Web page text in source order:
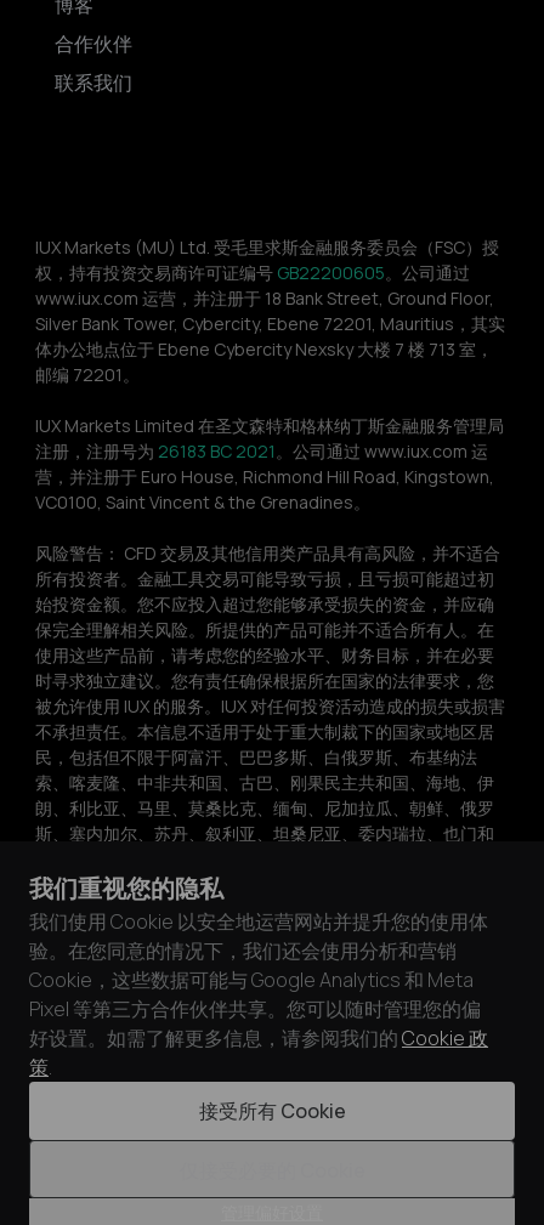
合作伙伴
联系我们
IUX Markets (MU) Ltd. 受毛里求斯金融服务委员会（FSC）授
权，持有投资交易商许可证编号 GB22200605。公司通过
www.iux.com 运营，并注册于 18 Bank Street, Ground Floor,
Silver Bank Tower, Cybercity, Ebene 72201, Mauritius，其实
体办公地点位于 Ebene Cybercity Nexsky 大楼 7 楼 713 室，
邮编 72201。
IUX Markets Limited 在圣文森特和格林纳丁斯金融服务管理局
注册，注册号为 26183 BC 2021。公司通过 www.iux.com 运
营，并注册于 Euro House, Richmond Hill Road, Kingstown,
VC0100, Saint Vincent & the Grenadines。
风险警告： CFD 交易及其他信用类产品具有高风险，并不适合
所有投资者。金融工具交易可能导致亏损，且亏损可能超过初
始投资金额。您不应投入超过您能够承受损失的资金，并应确
保完全理解相关风险。所提供的产品可能并不适合所有人。在
使用这些产品前，请考虑您的经验水平、财务目标，并在必要
时寻求独立建议。您有责任确保根据所在国家的法律要求，您
被允许使用 IUX 的服务。IUX 对任何投资活动造成的损失或损害
不承担责任。本信息不适用于处于重大制裁下的国家或地区居
民，包括但不限于阿富汗、巴巴多斯、白俄罗斯、布基纳法
索、喀麦隆、中非共和国、古巴、刚果民主共和国、海地、伊
朗、利比亚、马里、莫桑比克、缅甸、尼加拉瓜、朝鲜、俄罗
斯、塞内加尔、苏丹、叙利亚、坦桑尼亚、委内瑞拉、也门和
IUX 及其子公司网站上提供的所有交易相关信息、产品和服务，
均不旨在招揽澳大利亚、欧盟和欧洲经济区、日本、马来西
亚、乌克兰、英国或美国的居民。本网站上的信息不构成投资
建议、推荐或参与任何投资活动的招揽。未经 IUX 明确书面许
可，不得复制本网站上的任何信息。
IUX 通过遵循 PCI DSS 标准确保客户的安全和隐私。通过与符
合 PCI DSS 审核要求的卡处理机构合作，我们优先保障客户资
我们重视您的隐私
我们使用 Cookie 以安全地运营网站并提升您的使用体
验。在您同意的情况下，我们还会使用分析和营销
Cookie，这些数据可能与 Google Analytics 和 Meta
Pixel 等第三方合作伙伴共享。您可以随时管理您的偏
好设置。如需了解更多信息，请参阅我们的Cookie 政
策.
接受所有 Cookie